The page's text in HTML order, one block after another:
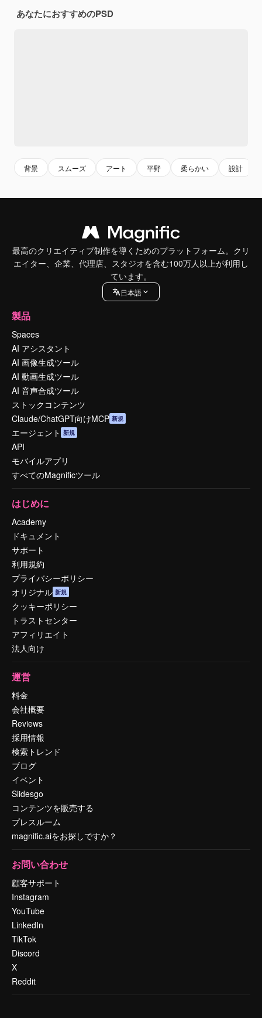
あなたにおすすめのPSD
背景 スムーズ アート 平野 柔らかい 設計
最高のクリエイティブ制作を導くためのプラットフォーム。クリ
エイター、企業、代理店、スタジオを含む100万人以上が利用し
ています。
日本語
製品
Spaces
AI アシスタント
AI 画像生成ツール
AI 動画生成ツール
AI 音声合成ツール
ストックコンテンツ
Claude/ChatGPT向けMCP 新規
エージェント 新規
API
モバイルアプリ
すべてのMagnificツール
はじめに
Academy
ドキュメント
サポート
利用規約
プライバシーポリシー
オリジナル 新規
クッキーポリシー
トラストセンター
アフィリエイト
法人向け
運営
料金
会社概要
Reviews
採用情報
検索トレンド
ブログ
イベント
Slidesgo
コンテンツを販売する
プレスルーム
magnific.aiをお探しですか？
お問い合わせ
顧客サポート
Instagram
YouTube
LinkedIn
TikTok
Discord
X
Reddit